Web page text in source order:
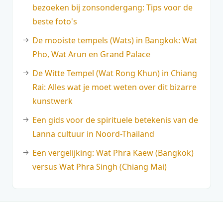
bezoeken bij zonsondergang: Tips voor de
beste foto's
De mooiste tempels (Wats) in Bangkok: Wat
Pho, Wat Arun en Grand Palace
De Witte Tempel (Wat Rong Khun) in Chiang
Rai: Alles wat je moet weten over dit bizarre
kunstwerk
Een gids voor de spirituele betekenis van de
Lanna cultuur in Noord-Thailand
Een vergelijking: Wat Phra Kaew (Bangkok)
versus Wat Phra Singh (Chiang Mai)